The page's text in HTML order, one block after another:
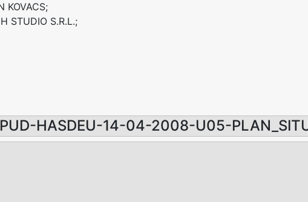
KOVACS;
STUDIO S.R.L.;
HASDEU-14-04-2008-U05-